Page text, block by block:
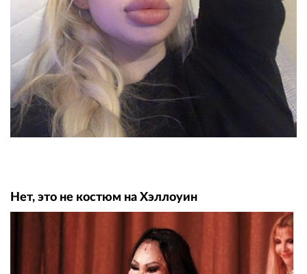
Нет, это не костюм на Хэллоуин